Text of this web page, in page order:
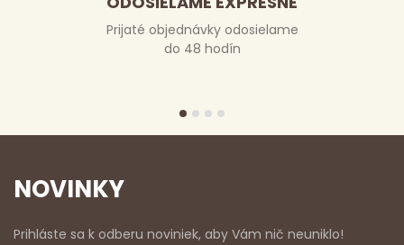
Prijaté objednávky odosielame
do 48 hodín
NOVINKY
Prihláste sa k odberu noviniek, aby Vám nič neuniklo!